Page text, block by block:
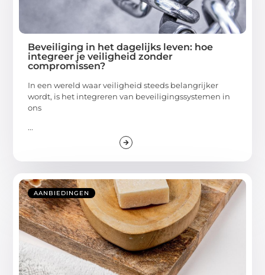
Beveiliging in het dagelijks leven: hoe
integreer je veiligheid zonder
compromissen?
In een wereld waar veiligheid steeds belangrijker
wordt, is het integreren van beveiligingssystemen in
ons
...
AANBIEDINGEN